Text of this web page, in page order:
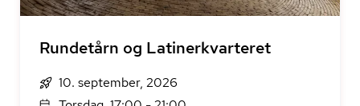
Rundetårn og Latinerkvarteret
10. september, 2026